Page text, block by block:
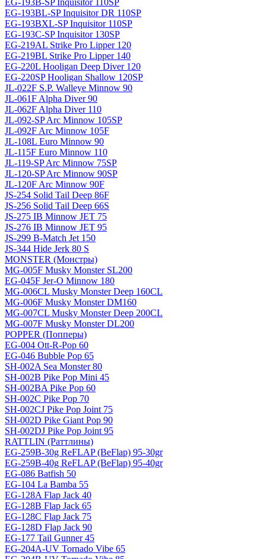
EG-193B-SP Inquisitor 110SP
EG-193BL-SP Inquisitor DR 110SP
EG-193BXL-SP Inquisitor 110SP
EG-193C-SP Inquisitor 130SP
EG-219AL Strike Pro Lipper 120
EG-219BL Strike Pro Lipper 140
EG-220L Hooligan Deep Diver 120
EG-220SP Hooligan Shallow 120SP
JL-022F S.P. Walleye Minnow 90
JL-061F Alpha Diver 90
JL-062F Alpha Diver 110
JL-092-SP Arc Minnow 105SP
JL-092F Arc Minnow 105F
JL-108L Euro Minnow 90
JL-115F Euro Minnow 110
JL-119-SP Arc Minnow 75SP
JL-120-SP Arc Minnow 90SP
JL-120F Arc Minnow 90F
JS-254 Solid Tail Deep 86F
JS-256 Solid Tail Deep 66S
JS-275 IB Minnow JET 75
JS-276 IB Minnow JET 95
JS-299 B-Match Jet 150
JS-344 Hide Jerk 80 S
MONSTER (Монстры)
MG-005F Musky Monster SL200
EG-045F Jer-O Minnow 180
MG-006CL Musky Monster Deep 160CL
MG-006F Musky Monster DM160
MG-007CL Musky Monster Deep 200CL
MG-007F Musky Monster DL200
POPPER (Попперы)
EG-004 Ott-R-Pop 60
EG-046 Bubble Pop 65
SH-002A Sea Monster 80
SH-002B Pike Pop Mini 45
SH-002BA Pike Pop 60
SH-002C Pike Pop 70
SH-002CJ Pike Pop Joint 75
SH-002D Pike Giant Pop 90
SH-002DJ Pike Pop Joint 95
RATTLIN (Раттлины)
EG-259B-30g ReFLAP (BeFlap) 95-30gr
EG-259B-40g ReFLAP (BeFlap) 95-40gr
EG-086 Batfish 50
EG-104 La Bamba 55
EG-128A Flap Jack 40
EG-128B Flap Jack 65
EG-128C Flap Jack 75
EG-128D Flap Jack 90
EG-177 Tail Gunner 45
EG-204A-UV Tornado Vibe 65